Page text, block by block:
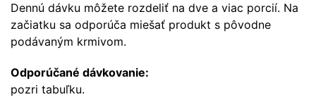
Dennú dávku môžete rozdeliť na dve a viac porcií. Na
začiatku sa odporúča miešať produkt s pôvodne
podávaným krmivom.
Odporúčané dávkovanie:
pozri tabuľku.